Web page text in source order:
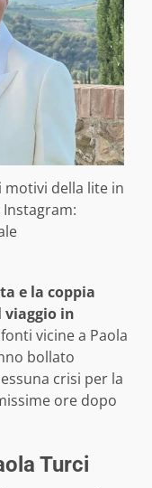
motivi della lite in
e la coppia
viaggio in
vicine a Paola
bollato
crisi per la
ore dopo
Turci